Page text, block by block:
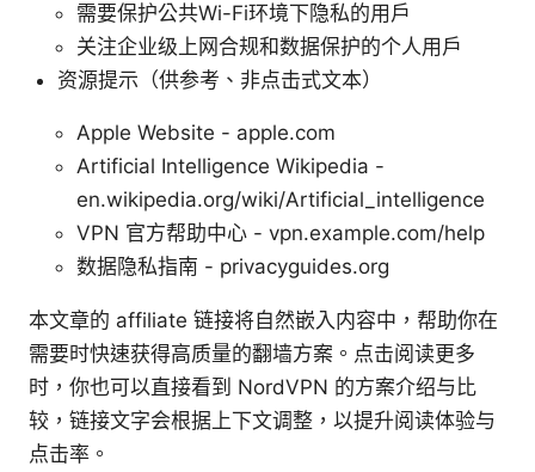
需要保护公共Wi-Fi环境下隐私的用户
关注企业级上网合规和数据保护的个人用户
资源提示（供参考、非点击式文本）
Apple Website - apple.com
Artificial Intelligence Wikipedia -
en.wikipedia.org/wiki/Artificial_intelligence
VPN 官方帮助中心 - vpn.example.com/help
数据隐私指南 - privacyguides.org
本文章的 affiliate 链接将自然嵌入内容中，帮助你在
需要时快速获得高质量的翻墙方案。点击阅读更多
时，你也可以直接看到 NordVPN 的方案介绍与比
较，链接文字会根据上下文调整，以提升阅读体验与
点击率。